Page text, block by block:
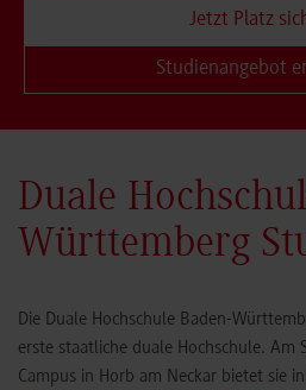
Jetzt Platz
Studienangebot
Duale
Württemberg
Die Duale Hochschule Baden-
erste staatliche duale Hochschule. Am
Campus in Horb am Neckar bietet sie